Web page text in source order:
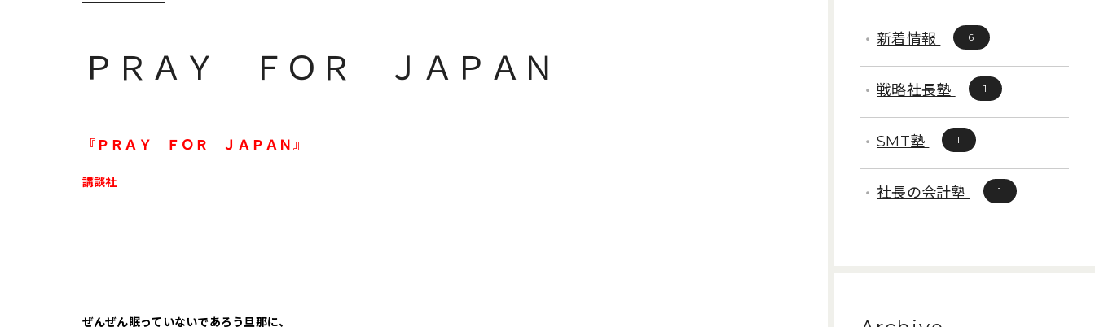
ＰＲＡＹ ＦＯＲ ＪＡＰＡＮ
『ＰＲＡＹ ＦＯＲ ＪＡＰＡＮ』
講談社
ぜんぜん眠っていないであろう旦那に、
新着情報 6
戦略社長塾 1
SMT塾 1
社長の会計塾 1